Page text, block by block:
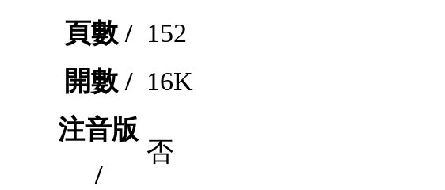
頁數 / 152
開數 / 16K
注音版
/
否